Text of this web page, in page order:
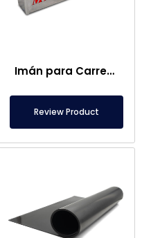
Imán para Carretilla Elevadora – Completamente Inoxidable – 10 cm Distancia Efectiva – Fácil Liberación con Asa
Review Product